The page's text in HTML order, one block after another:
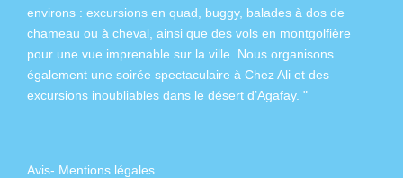
environs : excursions en quad buggy, balades à dos de
chameau ou à cheval , ainsi que des vols en montgolfière
pour une vue imprenable sur la ville. Nous organisons
également une soirée spectaculaire à Chez Ali et des
excursions inoubliables dans le désert d’Agafay. "
Avis- Mentions légales